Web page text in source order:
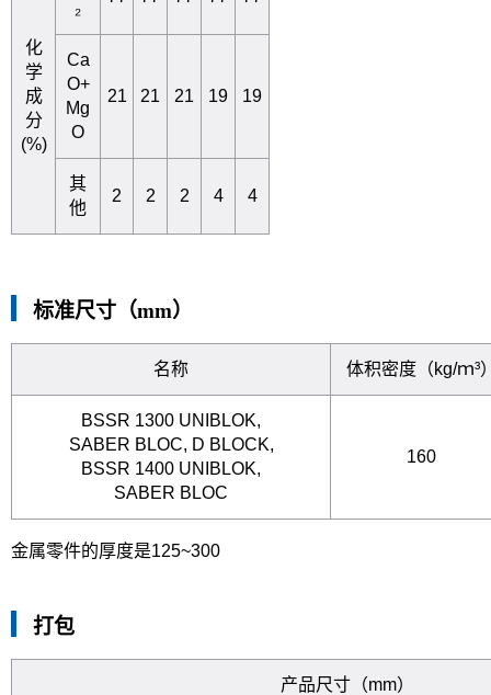
化
学
成
分
(%)
₂
Ca
O+
Mg
O
21 21 21 19 19
其
他
2 2 2 4 4
标准尺寸（mm）
名称 体积密度（kg/ｍ³
BSSR 1300 UNIBLOK,
SABER BLOC, D BLOCK,
BSSR 1400 UNIBLOK,
SABER BLOC
160
金属零件的厚度是125~300
打包
产品尺寸（mm）